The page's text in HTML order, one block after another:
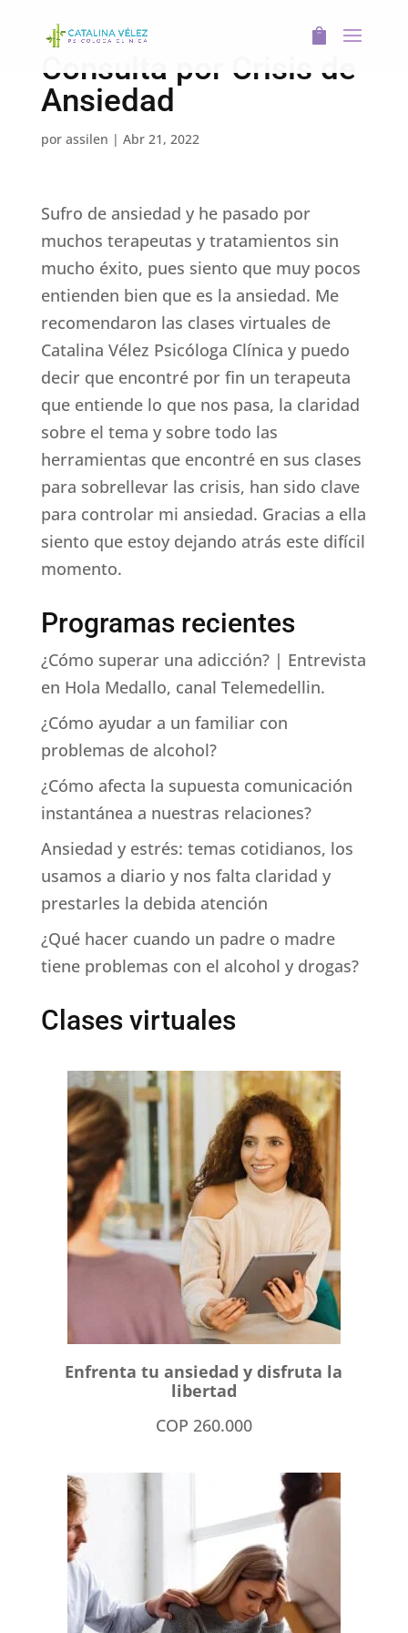
Consulta por Crisis de
Ansiedad
por assilen | Abr 21, 2022
Sufro de ansiedad y he pasado por
muchos terapeutas y tratamientos sin
mucho éxito, pues siento que muy pocos
entienden bien que es la ansiedad. Me
recomendaron las clases virtuales de
Catalina Vélez Psicóloga Clínica y puedo
decir que encontré por fin un terapeuta
que entiende lo que nos pasa, la claridad
sobre el tema y sobre todo las
herramientas que encontré en sus clases
para sobrellevar las crisis, han sido clave
para controlar mi ansiedad. Gracias a ella
siento que estoy dejando atrás este difícil
momento.
Programas recientes
¿Cómo superar una adicción? | Entrevista
en Hola Medallo, canal Telemedellin.
¿Cómo ayudar a un familiar con
problemas de alcohol?
¿Cómo afecta la supuesta comunicación
instantánea a nuestras relaciones?
Ansiedad y estrés: temas cotidianos, los
usamos a diario y nos falta claridad y
prestarles la debida atención
¿Qué hacer cuando un padre o madre
tiene problemas con el alcohol y drogas?
Clases virtuales
Enfrenta tu ansiedad y disfruta la
libertad
COP 260.000